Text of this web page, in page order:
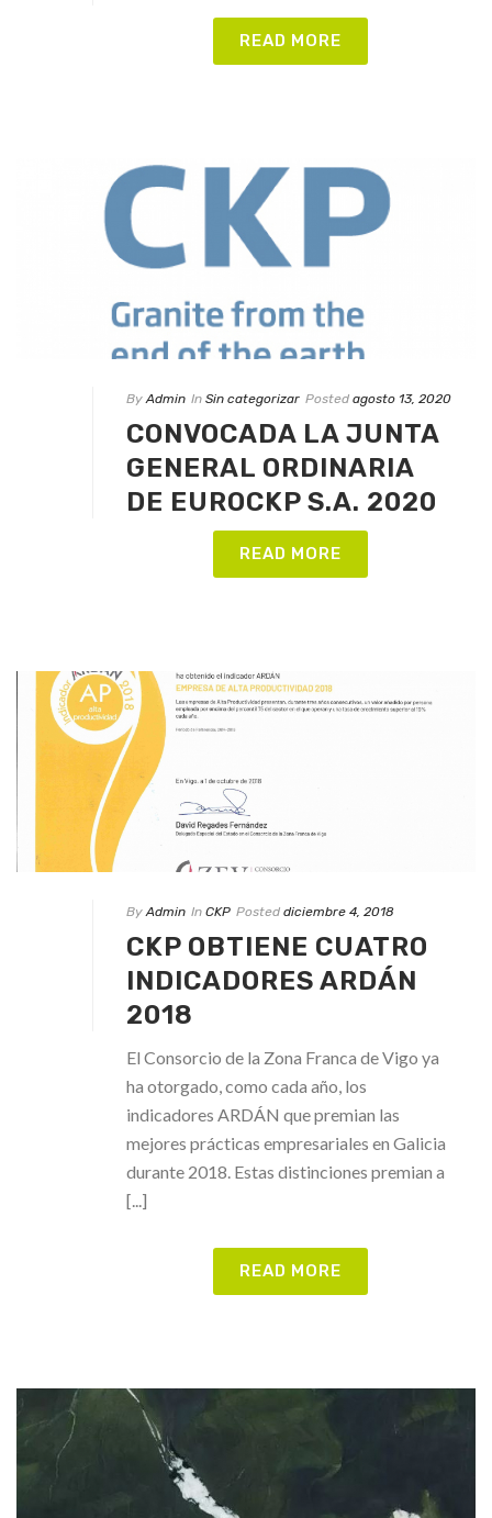
READ MORE
By Admin In Sin categorizar Posted agosto 13, 2020
CONVOCADA LA JUNTA
GENERAL ORDINARIA
DE EUROCKP S.A. 2020
READ MORE
By Admin In CKP Posted diciembre 4, 2018
CKP OBTIENE CUATRO
INDICADORES ARDÁN
2018
El Consorcio de la Zona Franca de Vigo ya
ha otorgado, como cada año, los
indicadores ARDÁN que premian las
mejores prácticas empresariales en Galicia
durante 2018. Estas distinciones premian a
[...]
READ MORE